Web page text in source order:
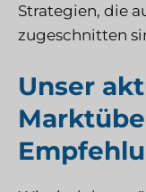
Strategien, die
zugeschnitten
Unser